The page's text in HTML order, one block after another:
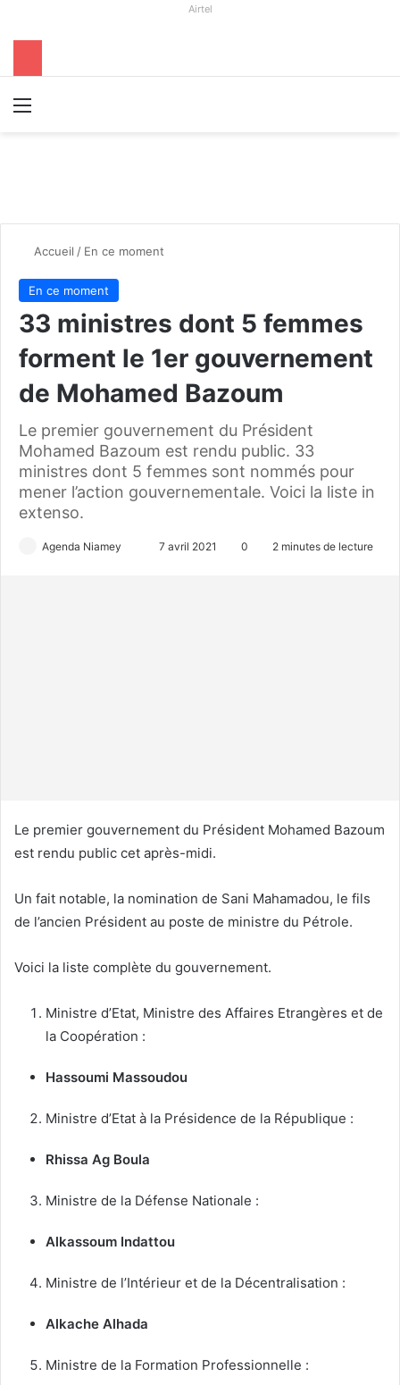
Airtel
Accueil / En ce moment
En ce moment
33 ministres dont 5 femmes
forment le 1er gouvernement
de Mohamed Bazoum
Le premier gouvernement du Président
Mohamed Bazoum est rendu public. 33
ministres dont 5 femmes sont nommés pour
mener l’action gouvernementale. Voici la liste in
extenso.
Agenda Niamey
r
i
7 avril 2021 0 2 minutes de lecture
Le premier gouvernement du Président Mohamed Bazoum
est rendu public cet après-midi.
Un fait notable, la nomination de Sani Mahamadou, le fils
de l’ancien Président au poste de ministre du Pétrole.
Voici la liste complète du gouvernement.
Ministre d’Etat, Ministre des Affaires Etrangères et de
la Coopération :
Hassoumi Massoudou
Ministre d’Etat à la Présidence de la République :
Rhissa Ag Boula
Ministre de la Défense Nationale :
Alkassoum Indattou
Ministre de l’Intérieur et de la Décentralisation :
Alkache Alhada
Ministre de la Formation Professionnelle :